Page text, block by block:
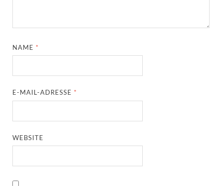
NAME *
E-MAIL-ADRESSE *
WEBSITE